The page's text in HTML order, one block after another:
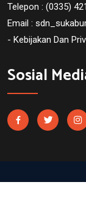
Telepon : (0335)
Email :
- Kebijakan Dan
Sosial